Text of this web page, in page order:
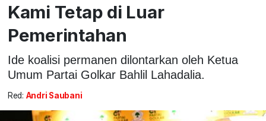
Kami Tetap di Luar
Pemerintahan
Ide koalisi permanen dilontarkan oleh Ketua
Umum Partai Golkar Bahlil Lahadalia.
Red: Andri Saubani